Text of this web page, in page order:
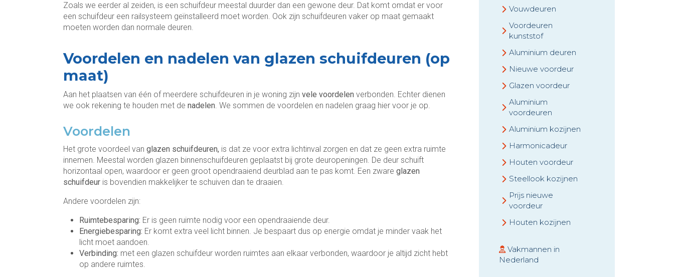
Zoals we eerder al zeiden, is een schuifdeur meestal duurder dan een gewone deur. Dat komt omdat er voor
een schuifdeur een railsysteem geïnstalleerd moet worden. Ook zijn schuifdeuren vaker op maat gemaakt
moeten worden dan normale deuren.
Voordelen en nadelen van glazen schuifdeuren (op
maat)
Aan het plaatsen van één of meerdere schuifdeuren in je woning zijn vele voordelen verbonden. Echter dienen
we ook rekening te houden met de nadelen. We sommen de voordelen en nadelen graag hier voor je op.
Voordelen
Het grote voordeel van glazen schuifdeuren, is dat ze voor extra lichtinval zorgen en dat ze geen extra ruimte
innemen. Meestal worden glazen binnenschuifdeuren geplaatst bij grote deuropeningen. De deur schuift
horizontaal open, waardoor er geen groot opendraaiend deurblad aan te pas komt. Een zware glazen
schuifdeur is bovendien makkelijker te schuiven dan te draaien.
Andere voordelen zijn:
Ruimtebesparing: Er is geen ruimte nodig voor een opendraaiende deur.
Energiebesparing: Er komt extra veel licht binnen. Je bespaart dus op energie omdat je minder vaak het
licht moet aandoen.
Verbinding: met een glazen schuifdeur worden ruimtes aan elkaar verbonden, waardoor je altijd zicht hebt
op andere ruimtes.
Vouwdeuren
Voordeuren
kunststof
Aluminium deuren
Nieuwe voordeur
Glazen voordeur
Aluminium
voordeuren
Aluminium kozijnen
Harmonicadeur
Houten voordeur
Steellook kozijnen
Prijs nieuwe
voordeur
Houten kozijnen
Vakmannen in
Nederland